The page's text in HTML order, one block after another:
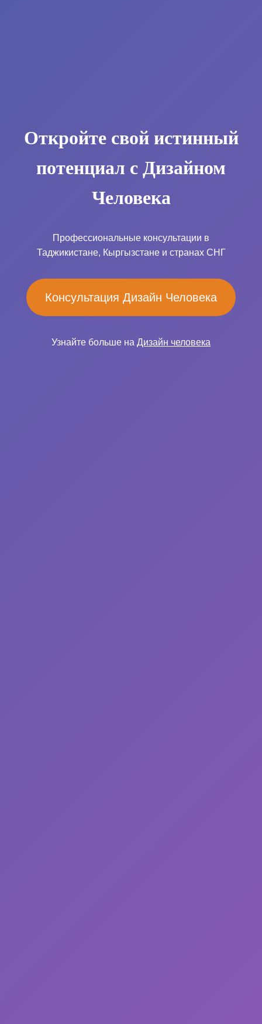
Откройте свой истинный
потенциал с Дизайном
Человека
Профессиональные консультации в
Таджикистане, Кыргызстане и странах СНГ
Консультация Дизайн Человека
Узнайте больше на Дизайн человека